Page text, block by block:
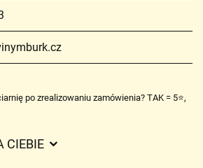
po zrealizowaniu zamówienia? TAK = 5⭐,
CIEBIE